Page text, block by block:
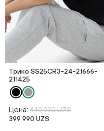
Трико SS25CR3-24-21666-
211425
Цена: 449 990 UZS
399 990 UZS